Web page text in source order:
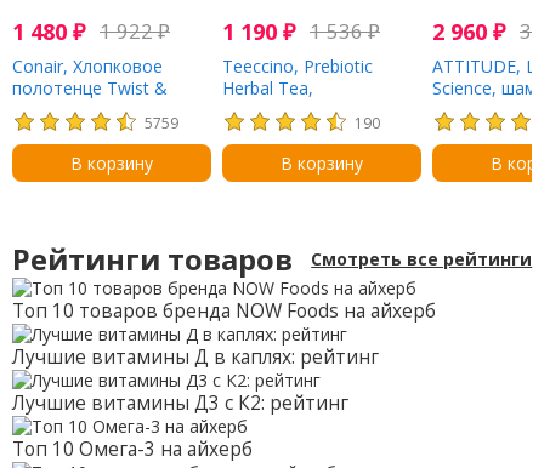
1 480 ₽ 1 922₽
Conair, Хлопковое
полотенце Twist &
Wrap, 1 шт.
5759
В корзину
1 190 ₽ 1 536₽
Teeccino, Prebiotic
Herbal Tea,
органический темный
шоколад, без кофеина,
10 чайных пакетиков,
60 г (2,12 унции)
190
В корзину
2 960 ₽ 3
ATTITUDE,
Science,
для душа 2
и груша, 473
В
Рейтинги товаров Смотреть все рейтинги
Топ 10 товаров бренда NOW Foods на айхерб
Лучшие витамины Д в каплях: рейтинг
Лучшие витамины Д3 с К2: рейтинг
Топ 10 Омега-3 на айхерб